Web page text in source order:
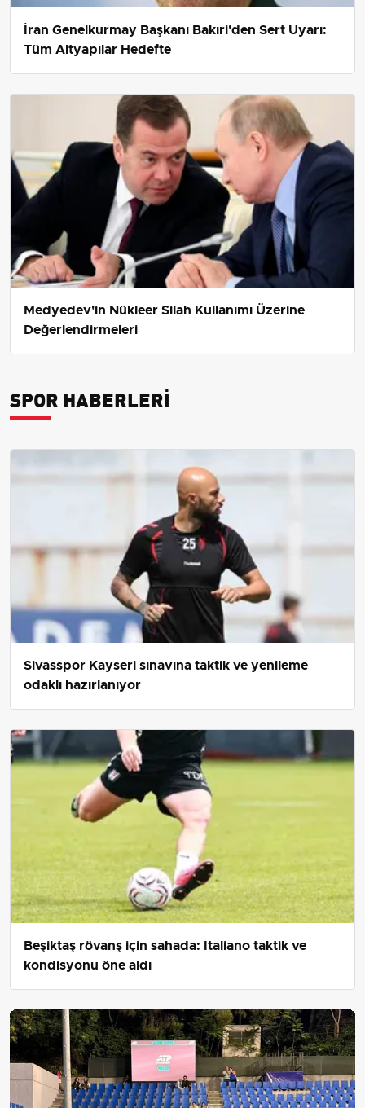
İran Genelkurmay Başkanı Bakıri'den Sert Uyarı:
Tüm Altyapılar Hedefte
Medyedev'in Nükleer Silah Kullanımı Üzerine
Değerlendirmeleri
SPOR HABERLERI
Sivasspor Kayseri sınavına taktik ve yenileme
odaklı hazırlanıyor
Beşiktaş rövanş için sahada: Italiano taktik ve
kondisyonu öne aldı